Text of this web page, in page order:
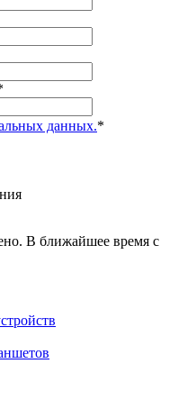
данных.*
В ближайшее время с